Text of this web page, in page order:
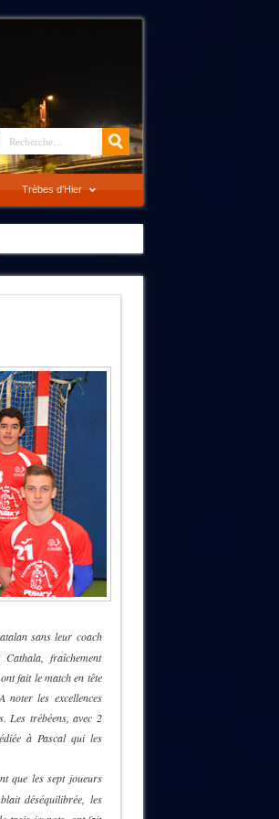
Trèbes d’Hier
sans leur coach
fraîchement
fait le match en tête
les excellences
Les trébéens, avec 2
à Pascal qui les
que les sept joueurs
déséquilibrée, les